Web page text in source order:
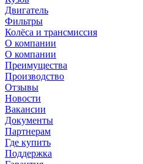
Двигатель
Фильтры
Колёса и трансмиссия
О компании
О компании
Преимущества
Производство
Отзывы
Новости
Вакансии
Документы
Партнерам
Где купить
Поддержка